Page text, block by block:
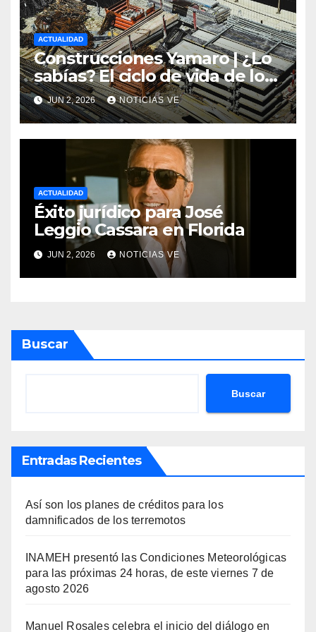
ACTUALIDAD
Construcciones Yamaro | ¿Lo
sabías? El ciclo de vida de los
materiales de construcción
revoluciona eficiencia en
proyectos modernos
JUN 2, 2026 NOTICIAS VE
ACTUALIDAD
Éxito jurídico para José
Leggio Cassara en Florida
JUN 2, 2026 NOTICIAS VE
Buscar
Buscar
Entradas Recientes
Así son los planes de créditos para los
damnificados de los terremotos
INAMEH presentó las Condiciones Meteorológicas
para las próximas 24 horas, de este viernes 7 de
agosto 2026
Manuel Rosales celebra el inicio del diálogo en